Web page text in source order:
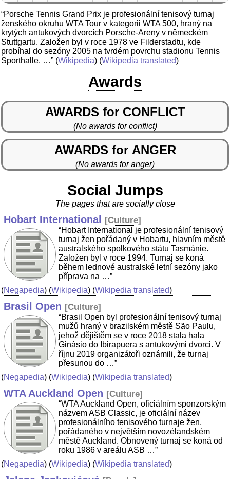
“Porsche Tennis Grand Prix je profesionální tenisový turnaj
ženského okruhu WTA Tour v kategorii WTA 500, hraný na
krytých antukových dvorcích Porsche-Areny v německém
Stuttgartu. Založen byl v roce 1978 ve Filderstadtu, kde
probíhal do sezóny 2005 na tvrdém povrchu stadionu Tennis
Sporthalle. …” (Wikipedia) (Wikipedia translated)
Awards
AWARDS for CONFLICT
(No awards for conflict)
AWARDS for ANGER
(No awards for anger)
Social Jumps
The pages that are socially close
Hobart International [Culture]
“Hobart International je profesionální tenisový
turnaj žen pořádaný v Hobartu, hlavním městě
australského spolkového státu Tasmánie.
Založen byl v roce 1994. Turnaj se koná
během lednové australské letní sezóny jako
příprava na …”
(Negapedia) (Wikipedia) (Wikipedia translated)
Brasil Open [Culture]
“Brasil Open byl profesionální tenisový turnaj
mužů hraný v brazilském městě São Paulu,
jehož dějištěm se v roce 2018 stala hala
Ginásio do Ibirapuera s antukovými dvorci. V
říjnu 2019 organizátoři oznámili, že turnaj
přesunou do …”
(Negapedia) (Wikipedia) (Wikipedia translated)
WTA Auckland Open [Culture]
“WTA Auckland Open, oficiálním sponzorským
názvem ASB Classic, je oficiální název
profesionálního tenisového turnaje žen,
pořádaného v největším novozélandském
městě Auckland. Obnovený turnaj se koná od
roku 1986 v areálu ASB …”
(Negapedia) (Wikipedia) (Wikipedia translated)